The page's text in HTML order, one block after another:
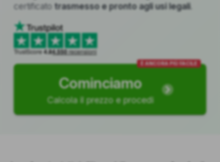
certificato trasmesso e pronto agli usi legali
TrustScore4.84.550recensioni
Cominciamo
Calcola il prezzo e procedi
È ANCORA PIÙ FACILE